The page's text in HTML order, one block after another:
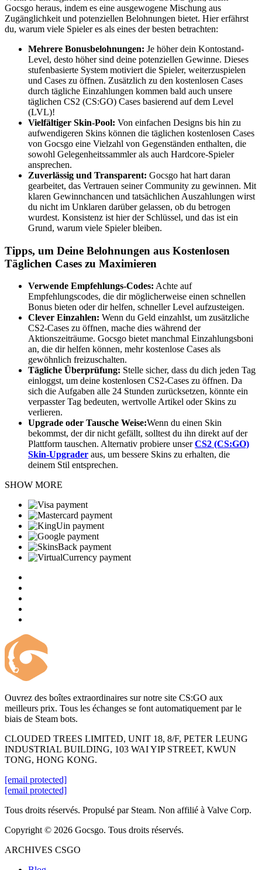
Gocsgo heraus, indem es eine ausgewogene Mischung aus
Zugänglichkeit und potenziellen Belohnungen bietet. Hier erfährst
du, warum viele Spieler es als eines der besten betrachten:
Mehrere Bonusbelohnungen: Je höher dein Kontostand-
Level, desto höher sind deine potenziellen Gewinne. Dieses
stufenbasierte System motiviert die Spieler, weiterzuspielen
und Cases zu öffnen. Zusätzlich zu den kostenlosen Cases
durch tägliche Einzahlungen kommen bald auch unsere
täglichen CS2 (CS:GO) Cases basierend auf dem Level
(LVL)!
Vielfältiger Skin-Pool: Von einfachen Designs bis hin zu
aufwendigeren Skins können die täglichen kostenlosen Cases
von Gocsgo eine Vielzahl von Gegenständen enthalten, die
sowohl Gelegenheitssammler als auch Hardcore-Spieler
ansprechen.
Zuverlässig und Transparent: Gocsgo hat hart daran
gearbeitet, das Vertrauen seiner Community zu gewinnen. Mit
klaren Gewinnchancen und tatsächlichen Auszahlungen wirst
du nicht im Unklaren darüber gelassen, ob du betrogen
wurdest. Konsistenz ist hier der Schlüssel, und das ist ein
Grund, warum viele Spieler bleiben.
Tipps, um Deine Belohnungen aus Kostenlosen
Täglichen Cases zu Maximieren
Verwende Empfehlungs-Codes: Achte auf
Empfehlungscodes, die dir möglicherweise einen schnellen
Bonus bieten oder dir helfen, schneller Level aufzusteigen.
Clever Einzahlen: Wenn du Geld einzahlst, um zusätzliche
CS2-Cases zu öffnen, mache dies während der
Aktionszeiträume. Gocsgo bietet manchmal Einzahlungsboni
an, die dir helfen können, mehr kostenlose Cases als
gewöhnlich freizuschalten.
Tägliche Überprüfung: Stelle sicher, dass du dich jeden Tag
einloggst, um deine kostenlosen CS2-Cases zu öffnen. Da
sich die Aufgaben alle 24 Stunden zurücksetzen, könnte ein
verpasster Tag bedeuten, wertvolle Artikel oder Skins zu
verlieren.
Upgrade oder Tausche Weise:Wenn du einen Skin
bekommst, der dir nicht gefällt, solltest du ihn direkt auf der
Plattform tauschen. Alternativ probiere unserCS2 (CS:GO)
Skin-Upgrader aus, um bessere Skins zu erhalten, die
deinem Stil entsprechen.
SHOW MORE
Ouvrez des boîtes extraordinaires sur notre site CS:GO aux
meilleurs prix. Tous les échanges se font automatiquement par le
biais de Steam bots.
CLOUDED TREES LIMITED, UNIT 18, 8/F, PETER LEUNG
INDUSTRIAL BUILDING, 103 WAI YIP STREET, KWUN
TONG, HONG KONG.
[email protected]
[email protected]
Tous droits réservés. Propulsé par Steam. Non affilié à Valve Corp.
Copyright © 2026 Gocsgo. Tous droits réservés.
ARCHIVES CSGO